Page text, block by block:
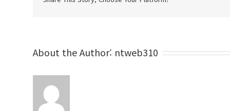
About the Author: ntweb310